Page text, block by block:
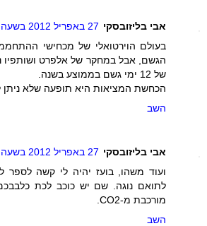
אבי בליזובסקי 27 באפריל 2012 בשעה 13:15
בעולם הוירטואלי של מכחישי
הגשם, אבל במחקר של אלפרט ושותפיו
של 12 ימי גשם בממוצע בשנה.
הכחשת המציאות היא תופעה שלא ניתן
השב
אבי בליזובסקי 27 באפריל 2012 בשעה 13:17
ועוד משהו, בועז יהיה לי קשה לספר
לתואם נוגה. שם יש כוכב לכת
מורכבת מ-CO2.
השב